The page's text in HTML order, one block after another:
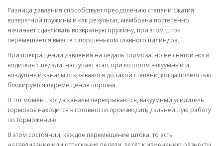
Разница давления способствует преодолению степени сжатия
возвратной пружины и как результат, мембрана постепенно
начинает сдавливать возвратную пружину, при этом шток
перемещается вместе с поршеньком главного цилиндра.
При прекращении давления на педаль тормоза, но не снятой ноги
водителя с педали, наступает этап, при котором вакуумный и
воздушный каналы открываются до такой степени, когда полностью
блокируется перемещение поршня.
В тот момент, когда каналы перекрываются, вакуумный усилитель
тормозов находится в готовности производить дальнейшую работу
по торможению.
В этом состоянии, каждое перемещение штока, то есть